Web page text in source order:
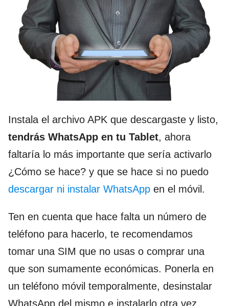
Instala el archivo APK que descargaste y listo,
tendrás WhatsApp en tu Tablet, ahora
faltaría lo más importante que sería activarlo
¿Cómo se hace? y que se hace si no puedo
descargar ni instalar WhatsApp en el móvil.
Ten en cuenta que hace falta un número de
teléfono para hacerlo, te recomendamos
tomar una SIM que no usas o comprar una
que son sumamente económicas. Ponerla en
un teléfono móvil temporalmente, desinstalar
WhatsApp del mismo e instalarlo otra vez,